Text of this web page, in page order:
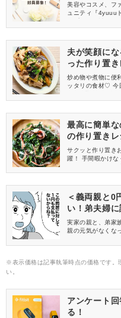
員募集中
美容やコスメ、フ
ュニティ『4yuuu
信してくれる方を
夫が笑顔に
った作り置
炒め物や煮物に便
ッタリの食材♡ 今
ずを集めたので、
最高に簡単
の作り置き
サクッと作り置き
躍！ 手間暇かけな
しませんか♪
＜義両親と0
い！弟夫婦
実家の親と、弟家
親の元気がなく
※表示価格は記事執筆時点の価格です。
い。
アンケート
る！